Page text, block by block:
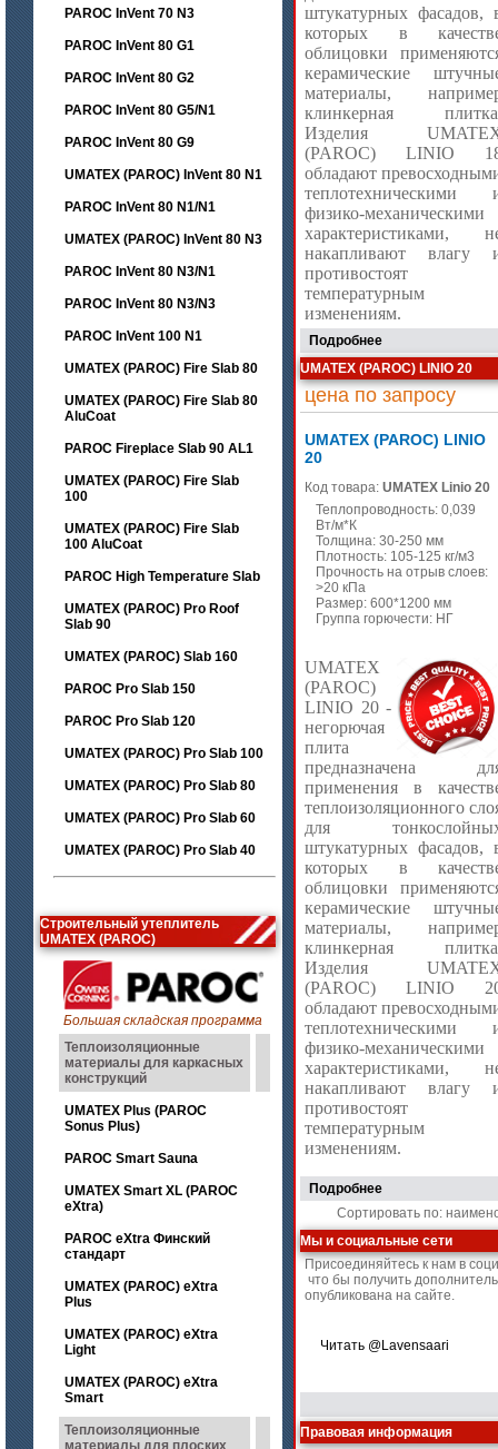
PAROC InVent 70 N3
PAROC InVent 80 G1
PAROC InVent 80 G2
PAROC InVent 80 G5/N1
PAROC InVent 80 G9
UMATEX (PAROC) InVent 80 N1
PAROC InVent 80 N1/N1
UMATEX (PAROC) InVent 80 N3
PAROC InVent 80 N3/N1
PAROC InVent 80 N3/N3
PAROC InVent 100 N1
UMATEX (PAROC) Fire Slab 80
UMATEX (PAROC) Fire Slab 80
AluCoat
PAROC Fireplace Slab 90 AL1
UMATEX (PAROC) Fire Slab
100
UMATEX (PAROC) Fire Slab
100 AluCoat
PAROC High Temperature Slab
UMATEX (PAROC) Pro Roof
Slab 90
UMATEX (PAROC) Slab 160
PAROC Pro Slab 150
PAROC Pro Slab 120
UMATEX (PAROC) Pro Slab 100
UMATEX (PAROC) Pro Slab 80
UMATEX (PAROC) Pro Slab 60
UMATEX (PAROC) Pro Slab 40
Строительный утеплитель
UMATEX (PAROC)
Большая складская программа
Теплоизоляционные
материалы для каркасных
конструкций
UMATEX Plus (PAROC
Sonus Plus)
PAROC Smart Sauna
UMATEX Smart XL (PAROC
eXtra)
PAROC eXtra Финский
стандарт
UMATEX (PAROC) eXtra
Plus
UMATEX (PAROC) eXtra
Light
UMATEX (PAROC) eXtra
Smart
Теплоизоляционные
материалы для плоских
штукатурных фасадов,
которых в
облицовки
керамические
материалы,
клинкерная
Изделия
(PAROC) LINIO
обладают
теплотехническими
физико-механическими
характеристиками,
накапливают влагу
противостоят
температурным
изменениям.
Подробнее
UMATEX (PAROC) LINIO 20
цена по запросу
UMATEX (PAROC) LINIO
20
Код товара: UMATEX Linio 20
Теплопроводность: 0,039
Вт/м*К
Толщина: 30-250 мм
Плотность: 105-125 кг/м3
Прочность на отрыв слоев:
>20 кПа
Размер: 600*1200 мм
Группа горючести: НГ
UMATEX
(PAROC)
LINIO 20 -
негорючая
плита
предназначена
применения в
теплоизоляционного
для
штукатурных фасадов,
которых в
облицовки
керамические
материалы,
клинкерная
Изделия
(PAROC) LINIO
обладают
теплотехническими
физико-механическими
характеристиками,
накапливают влагу
противостоят
температурным
изменениям.
Подробнее
Сортировать по:
Мы и социальные сети
Присоединяйтесь к нам в
что бы получить
опубликована на сайте.
Читать @Lavensaari
Правовая информация